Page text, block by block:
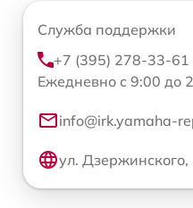
Служба поддержки
+7 (395) 278-33-61
Ежедневно с 9:00 до
info@irk.yamaha-
ул. Дзержинского,